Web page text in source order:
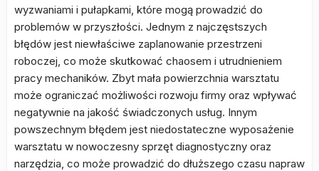
wyzwaniami i pułapkami, które mogą prowadzić do
problemów w przyszłości. Jednym z najczęstszych
błędów jest niewłaściwe zaplanowanie przestrzeni
roboczej, co może skutkować chaosem i utrudnieniem
pracy mechaników. Zbyt mała powierzchnia warsztatu
może ograniczać możliwości rozwoju firmy oraz wpływać
negatywnie na jakość świadczonych usług. Innym
powszechnym błędem jest niedostateczne wyposażenie
warsztatu w nowoczesny sprzęt diagnostyczny oraz
narzędzia, co może prowadzić do dłuższego czasu napraw